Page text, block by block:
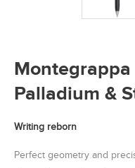
Palladium &
Writing reborn
Perfect geometry and